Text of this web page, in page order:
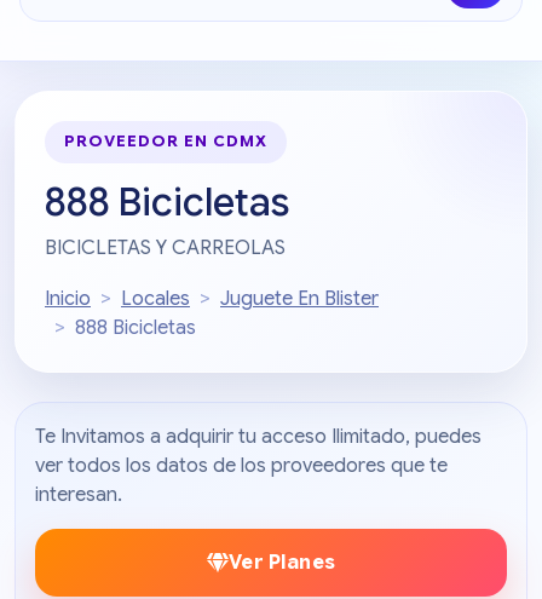
PROVEEDOR EN CDMX
888 Bicicletas
BICICLETAS Y CARREOLAS
Inicio Locales
Juguete En Blister
888 Bicicletas
Te Invitamos a adquirir tu acceso Ilimitado, puedes
ver todos los datos de los proveedores que te
interesan.
Ver Planes